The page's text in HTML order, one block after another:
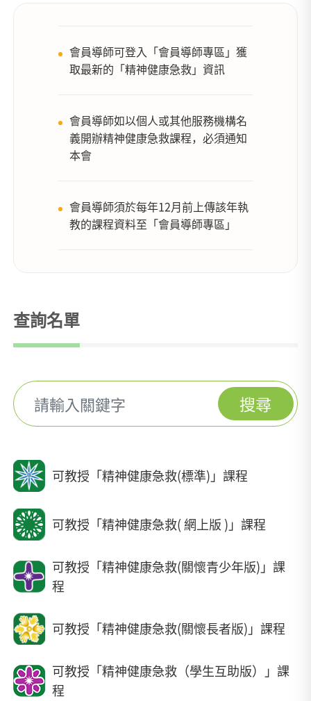
會員導師可登入「會員導師專區」獲
取最新的「精神健康急救」資訊
會員導師如以個人或其他服務機構名
義開辦精神健康急救課程，必須通知
本會
會員導師須於每年12月前上傳該年執
教的課程資料至「會員導師專區」
查詢名單
搜尋
可教授「精神健康急救(標準)」課程
可教授「精神健康急救( 網上版 )」課程
可教授「精神健康急救(關懷青少年版)」課
程
可教授「精神健康急救(關懷長者版)」課程
可教授「精神健康急救（學生互助版）」課
程